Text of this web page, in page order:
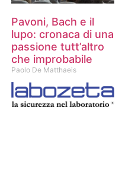
Pavoni, Bach e il
lupo: cronaca di una
passione tutt’altro
che improbabile
Paolo De Matthaeis